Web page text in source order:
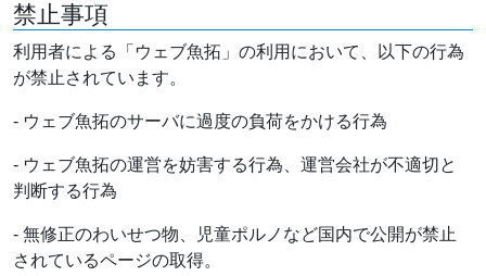
禁止事項
利用者による「ウェブ魚拓」の利用において、以下の行為
が禁止されています。
- ウェブ魚拓のサーバに過度の負荷をかける行為
- ウェブ魚拓の運営を妨害する行為、運営会社が不適切と
判断する行為
- 無修正のわいせつ物、児童ポルノなど国内で公開が禁止
されているページの取得。